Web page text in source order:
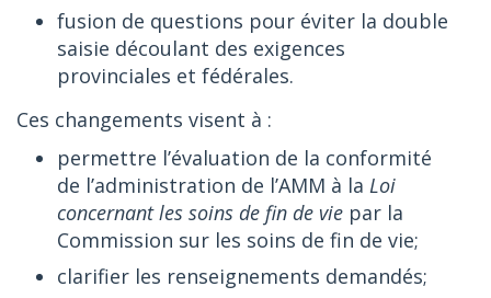
fusion de questions pour éviter la double
saisie découlant des exigences
provinciales et fédérales.
Ces changements visent à :
permettre l’évaluation de la conformité
de l’administration de l’AMM à la Loi
concernant les soins de fin de vie par la
Commission sur les soins de fin de vie;
clarifier les renseignements demandés;